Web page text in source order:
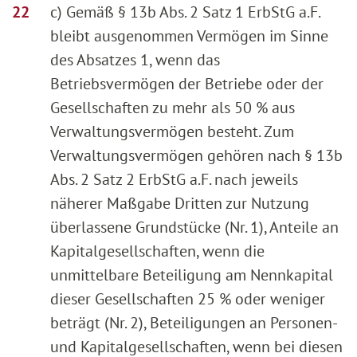
c) Gemäß § 13b Abs. 2 Satz 1 ErbStG a.F.
bleibt ausgenommen Vermögen im Sinne
des Absatzes 1, wenn das
Betriebsvermögen der Betriebe oder der
Gesellschaften zu mehr als 50 % aus
Verwaltungsvermögen besteht. Zum
Verwaltungsvermögen gehören nach § 13b
Abs. 2 Satz 2 ErbStG a.F. nach jeweils
näherer Maßgabe Dritten zur Nutzung
überlassene Grundstücke (Nr. 1), Anteile an
Kapitalgesellschaften, wenn die
unmittelbare Beteiligung am Nennkapital
dieser Gesellschaften 25 % oder weniger
beträgt (Nr. 2), Beteiligungen an Personen-
und Kapitalgesellschaften, wenn bei diesen